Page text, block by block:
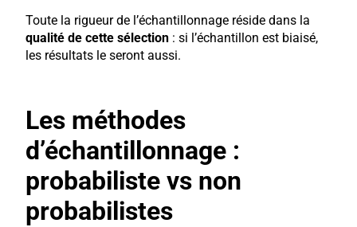
Toute la rigueur de l’échantillonnage réside dans la
qualité de cette sélection : si l’échantillon est biaisé,
les résultats le seront aussi.
Les méthodes
d’échantillonnage :
probabiliste vs non
probabilistes